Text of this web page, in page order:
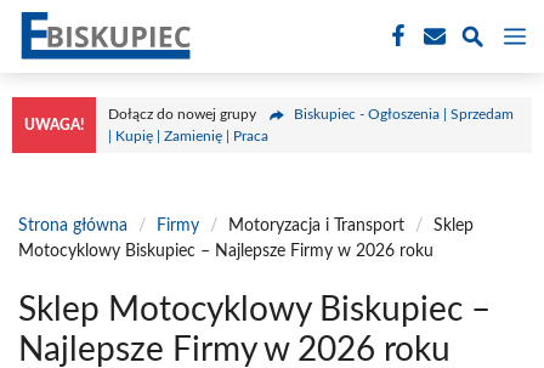
Przejdź
treści
UWAGA!
Dołącz do nowej grupy
Biskupiec - Ogłoszenia | Sprzedam
| Kupię | Zamienię | Praca
Strona główna / Firmy / Motoryzacja i Transport /
Sklep
Motocyklowy Biskupiec – Najlepsze Firmy w 2026 roku
Sklep Motocyklowy Biskupiec –
Najlepsze Firmy w 2026 roku